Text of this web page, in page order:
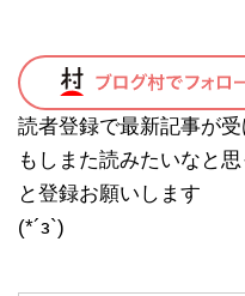
読者登録で最新記事が受
もしまた読みたいなと
と登録お願いします
(*´з`)